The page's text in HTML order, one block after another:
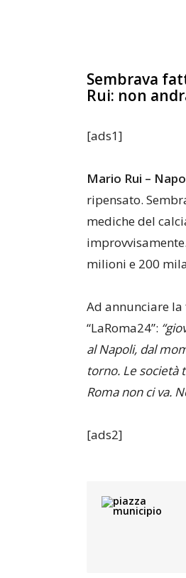
Sembrava
Rui: non
[ads1]
Mario Rui –
ripensato.
mediche del
milioni e 200
Ad annunciare
“LaRoma24”:
al Napoli, dal
torno. Le società
Roma non ci va.
[ads2]